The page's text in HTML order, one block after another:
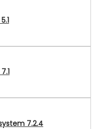
7.2.4